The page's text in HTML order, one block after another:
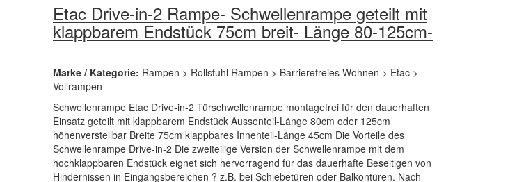
Etac Drive-in-2 Rampe- Schwellenrampe geteilt mit
klappbarem Endstück 75cm breit- Länge 80-125cm-
Marke / Kategorie: Rampen > Rollstuhl Rampen > Barrierefreies Wohnen > Etac >
Vollrampen
Schwellenrampe Etac Drive-in-2 Türschwellenrampe montagefrei für den dauerhaften
Einsatz geteilt mit klappbarem Endstück Aussenteil-Länge 80cm oder 125cm
höhenverstellbar Breite 75cm klappbares Innenteil-Länge 45cm Die Vorteile des
Schwellenrampe Drive-in-2 Die zweiteilige Version der Schwellenrampe mit dem
hochklappbaren Endstück eignet sich hervorragend für das dauerhafte Beseitigen von
Hindernissen in Eingangsbereichen ? z.B. bei Schiebetüren oder Balkontüren. Nach